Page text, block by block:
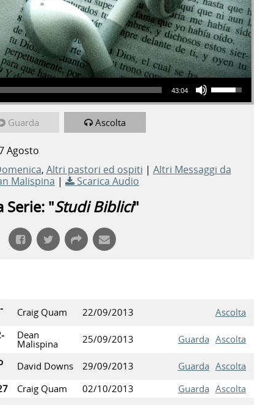
43:04
Usa i tasti freccia su/giù per aumentare o diminuire il volume.
Guarda Ascolta
Agosto
, Altri pastori ed ospiti | Altri Messaggi da
Malispina | Scarica Audio
Serie: "Studi Biblici"
Craig Quam 22/09/2013
Ascolta
Dean
Malispina 25/09/2013 Guarda Ascolta
David Downs 29/09/2013 Guarda Ascolta
Craig Quam 02/10/2013 Guarda Ascolta